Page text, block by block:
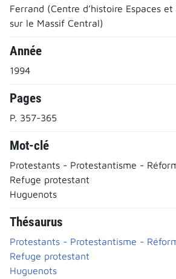
Ferrand (Centre d’histoire Espaces
sur le Massif Central)
Année
1994
Pages
P. 357-365
Mot-clé
Protestants - Protestantisme -
Refuge protestant
Huguenots
Thésaurus
Protestants - Protestantisme -
Refuge protestant
Huguenots